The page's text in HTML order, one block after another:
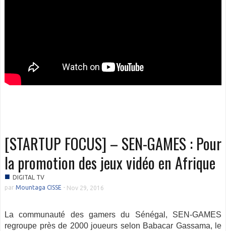
[STARTUP FOCUS] – SEN-GAMES : Pour
la promotion des jeux vidéo en Afrique
■
DIGITAL TV
par Mountaga CISSE - Nov 29, 2016
La communauté des gamers du Sénégal, SEN-GAMES
regroupe près de 2000 joueurs selon Babacar Gassama, le